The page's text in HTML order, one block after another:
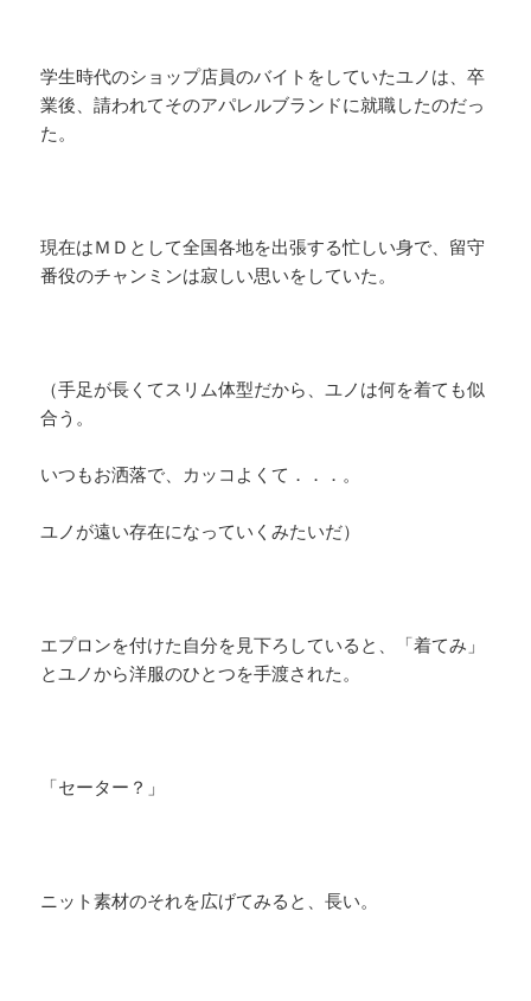
学生時代のショップ店員のバイトをしていたユノは、卒
業後、請われてそのアパレルブランドに就職したのだっ
た。
現在はＭＤとして全国各地を出張する忙しい身で、留守
番役のチャンミンは寂しい思いをしていた。
（手足が長くてスリム体型だから、ユノは何を着ても似
合う。
いつもお洒落で、カッコよくて．．．。
ユノが遠い存在になっていくみたいだ）
エプロンを付けた自分を見下ろしていると、「着てみ」
とユノから洋服のひとつを手渡された。
「セーター？」
ニット素材のそれを広げてみると、長い。